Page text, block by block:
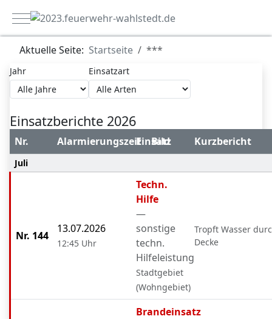
Mobile Menu Toggle
Aktuelle Seite: Startseite ***
Jahr Einsatzart
Einsatzberichte 2026
Nr. AlarmierungszeitEinsatz
Bild Kurzbericht
Juli
Nr. 144
13.07.2026
12:45 Uhr
Techn.
Hilfe
—
sonstige
techn.
Hilfeleistung
Stadtgebiet
(Wohngebiet)
Tropft Wasser
Decke
Brandeinsatz